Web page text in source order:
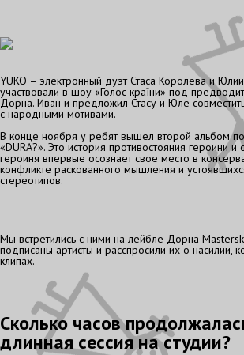
YUKO – электронный дуэт Стаса Королева и
участвовали в шоу «Голос країни» под
Дорна. Иван и предложил Стасу и Юле
с народными мотивами.
В конце ноября у ребят вышел второй альбом
«DURA?». Это история противостояния героини
героиня впервые осознает свое место в
конфликте раскованного мышления и
стереотипов.
Мы встретились с ними на лейбле Дорна
подписаны артисты и расспросили их о насилии,
клипах.
Сколько часов
длинная сессия на студии?